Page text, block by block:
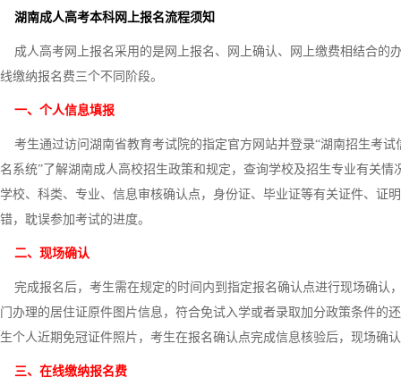
湖南成人高考本科网上报名流程须知
成人高考网上报名采用的是网上报名、网上确认、网上缴费相结合的
线缴纳报名费三个不同阶段。
一、个人信息填报
考生通过访问湖南省教育考试院的指定官方网站并登录“湖南招生考试
名系统”了解湖南成人高校招生政策和规定，查询学校及招生专业有关
学校、科类、专业、信息审核确认点，身份证、毕业证等有关证件、证
错，耽误参加考试的进度。
二、现场确认
完成报名后，考生需在规定的时间内到指定报名确认点进行现场确认
门办理的居住证原件图片信息，符合免试入学或者录取加分政策条件的
生个人近期免冠证件照片，考生在报名确认点完成信息核验后，现场确
三、在线缴纳报名费